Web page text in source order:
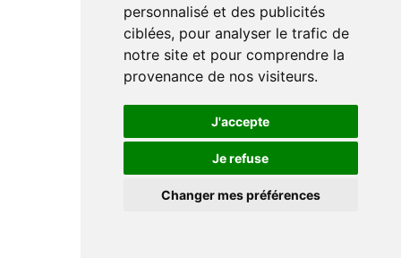
personnalisé et des publicités
ciblées, pour analyser le trafic de
notre site et pour comprendre la
provenance de nos visiteurs.
J'accepte
Je refuse
Changer mes préférences